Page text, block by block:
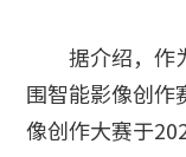
据介绍，作
围智能影像创
像创作大赛于